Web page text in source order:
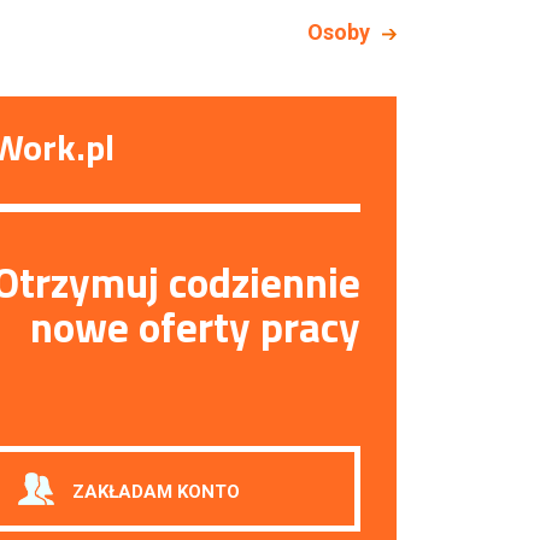
Osoby
codziennie
nowe oferty pracy
ZAKŁADAM KONTO